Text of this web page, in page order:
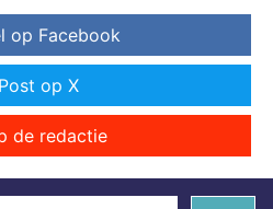
op Facebook
Post op X
de redactie